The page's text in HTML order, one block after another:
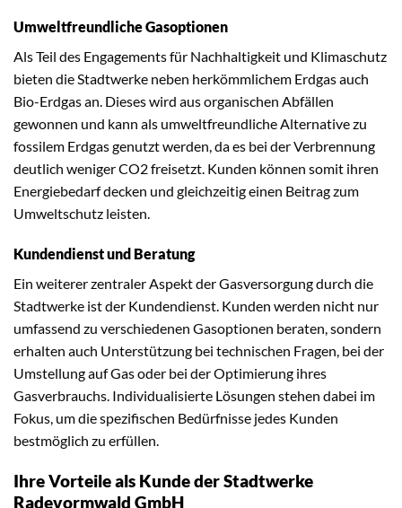
Umweltfreundliche Gasoptionen
Als Teil des Engagements für Nachhaltigkeit und Klimaschutz
bieten die Stadtwerke neben herkömmlichem Erdgas auch
Bio-Erdgas an. Dieses wird aus organischen Abfällen
gewonnen und kann als umweltfreundliche Alternative zu
fossilem Erdgas genutzt werden, da es bei der Verbrennung
deutlich weniger CO2 freisetzt. Kunden können somit ihren
Energiebedarf decken und gleichzeitig einen Beitrag zum
Umweltschutz leisten.
Kundendienst und Beratung
Ein weiterer zentraler Aspekt der Gasversorgung durch die
Stadtwerke ist der Kundendienst. Kunden werden nicht nur
umfassend zu verschiedenen Gasoptionen beraten, sondern
erhalten auch Unterstützung bei technischen Fragen, bei der
Umstellung auf Gas oder bei der Optimierung ihres
Gasverbrauchs. Individualisierte Lösungen stehen dabei im
Fokus, um die spezifischen Bedürfnisse jedes Kunden
bestmöglich zu erfüllen.
Ihre Vorteile als Kunde der Stadtwerke
Radevormwald GmbH